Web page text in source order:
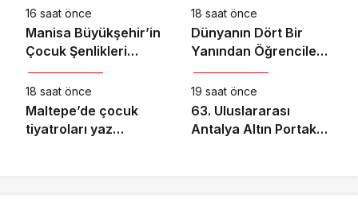
Ağırlayacak
16 saat önce
Manisa Büyükşehir’in
Çocuk Şenlikleri
Saruhanlı’da Yüzleri
Gülümsetti
18 saat önce
Dünyanın Dört Bir
Yanından Öğrencileri
Buluşturan “Bilgi
Buzkıranı” Seferi
Başladı
18 saat önce
Maltepe’de çocuk
tiyatroları yaz
19 saat önce
63. Uluslararası
Antalya Altın Portakal